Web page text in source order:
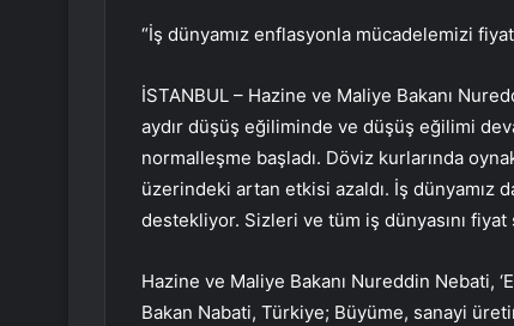
“İş dünyamız enflasyonla mücadelemizi
İSTANBUL – Hazine ve Maliye Bakanı
aydır düşüş eğiliminde ve düşüş eğilimi
normalleşme başladı. Döviz kurlarında
üzerindeki artan etkisi azaldı. İş dünyamız
destekliyor. Sizleri ve tüm iş dünyasını
Hazine ve Maliye Bakanı Nureddin Nebati,
Bakan Nabati, Türkiye; Büyüme, sanayi